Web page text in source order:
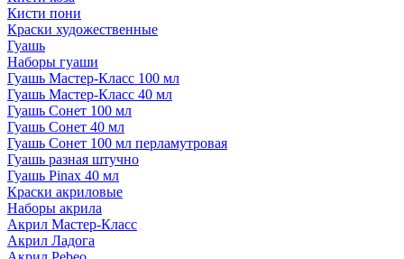
Кисти пони
Краски художественные
Гуашь
Наборы гуаши
Гуашь Мастер-Класс 100 мл
Гуашь Мастер-Класс 40 мл
Гуашь Сонет 100 мл
Гуашь Сонет 40 мл
Гуашь Сонет 100 мл перламутровая
Гуашь разная штучно
Гуашь Pinax 40 мл
Краски акриловые
Наборы акрила
Акрил Мастер-Класс
Акрил Ладога